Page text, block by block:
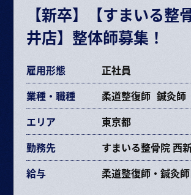
交通費規定支給
各種手当あり
【新卒】【すまいる整
井店】整体師募集！
雇用形態
正社員
業種・職種
柔道整復師 鍼灸師
エリア
東京都
勤務先
すまいる整骨院 西
給与